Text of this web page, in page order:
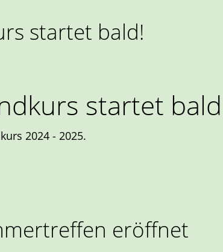
startet bald!
startet
2024 - 2025.
eröffnet